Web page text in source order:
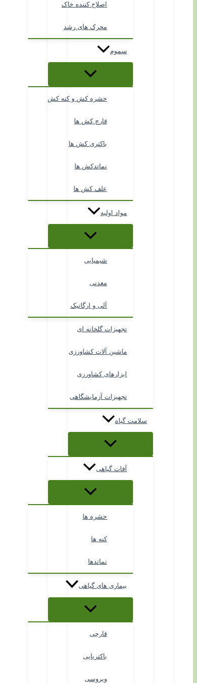
اصلاح کننده خاک
محرک های رشد
سموم
حشره کش و کنه کش
قارچ کش ها
باکتری کش ها
نماتدکش ها
علف کش ها
مواد اولیه
شیمیایی
معدنی
آلی و ارگانیک
تجهیزات گلخانه ای
ماشین آلات کشاورزی
ابزارهای کشاورزی
تجهیزات آزمایشگاهی
سلامت گیاه
آفات گیاهی
حشره ها
کنه ها
نماتدها
بیماری های گیاهی
قارچی
باکتریایی
ویروسی